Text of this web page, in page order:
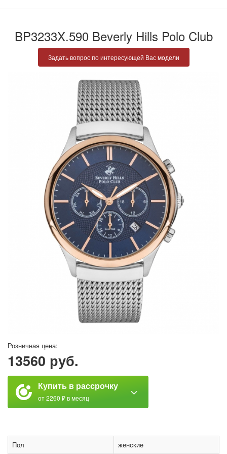
BP3233X.590 Beverly Hills Polo Club
Задать вопрос по интересующей Вас модели
Розничная цена:
13560 руб.
Купить в рассрочку
от 2260 ₽ в месяц
Пол женские